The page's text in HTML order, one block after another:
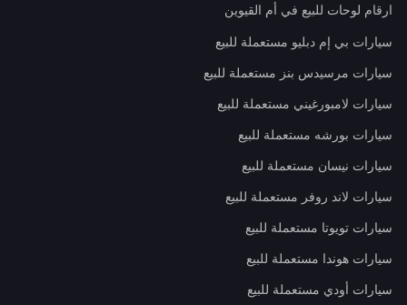
ارقام لوحات للبيع في أم القيوين
سيارات بي إم دبليو مستعملة للبيع
سيارات مرسيدس بنز مستعملة للبيع
سيارات لامبورغيني مستعملة للبيع
سيارات بورشه مستعملة للبيع
سيارات نيسان مستعملة للبيع
سيارات لاند روفر مستعملة للبيع
سيارات تويوتا مستعملة للبيع
سيارات هوندا مستعملة للبيع
سيارات أودي مستعملة للبيع